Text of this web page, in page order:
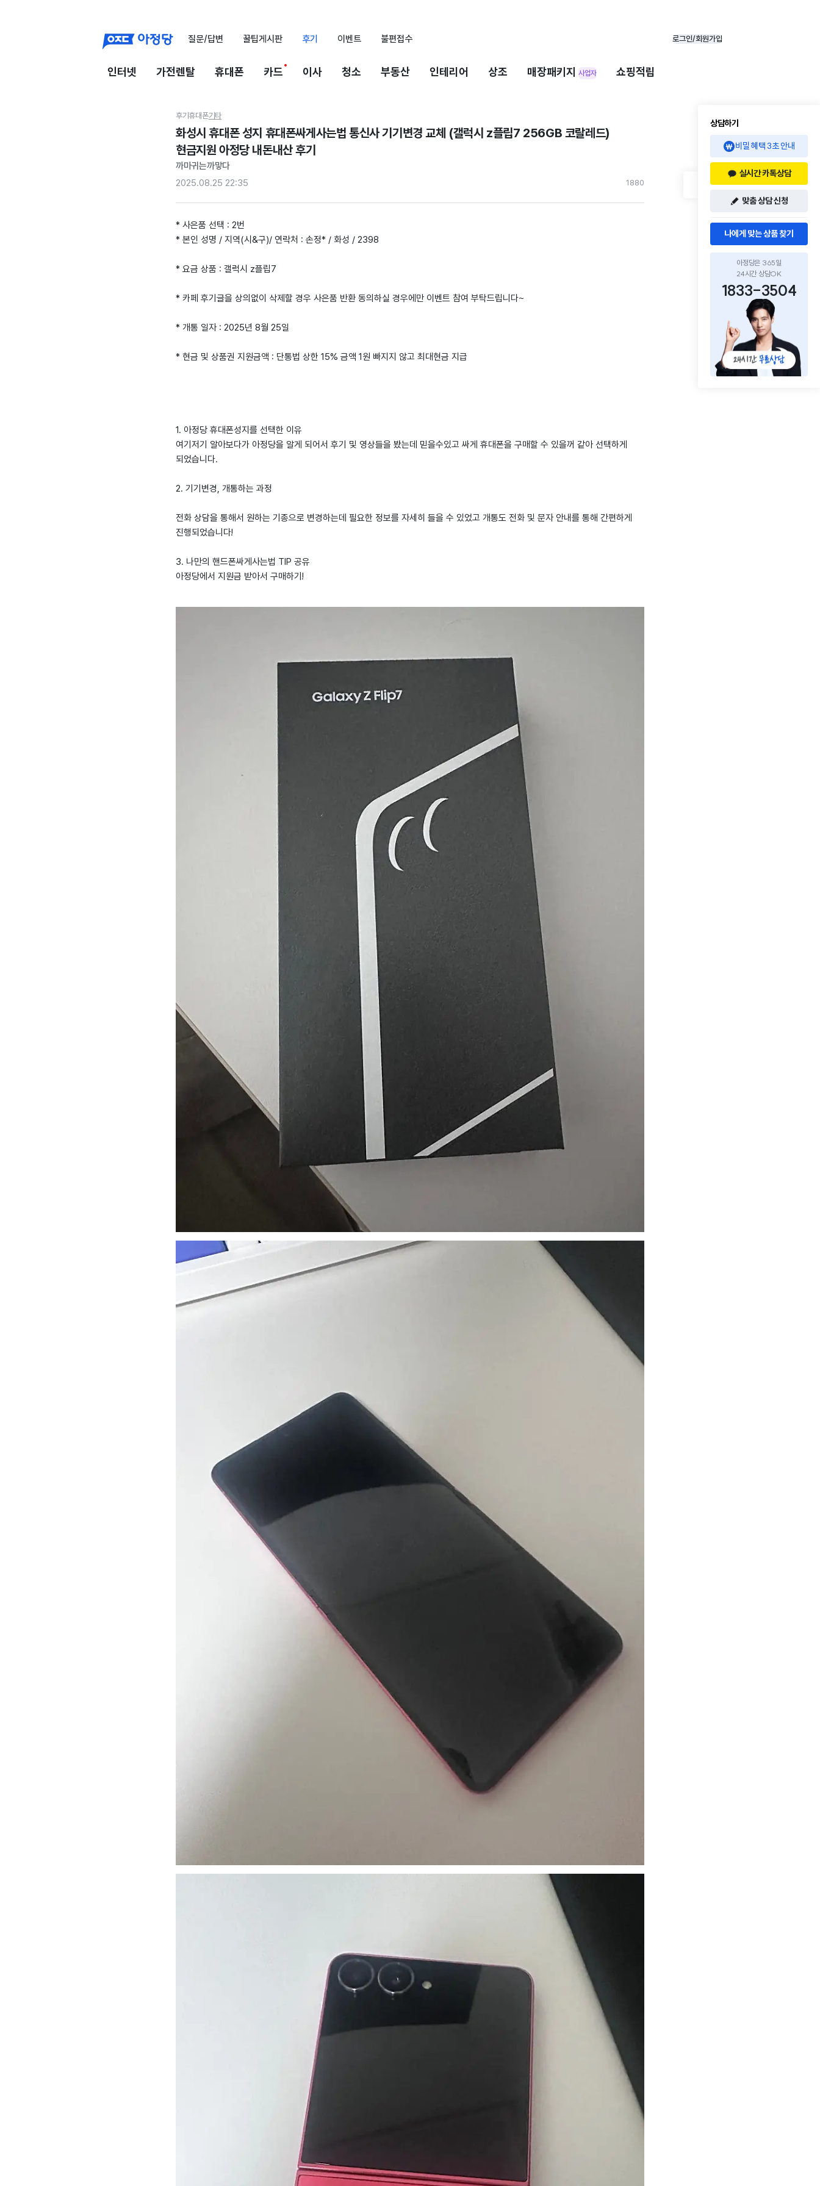
질문/답변 꿀팁게시판 후기 이벤트 불편접수 로그인/회원가입
인터넷 가전렌탈 휴대폰 카드 이사 청소 부동산 인테리어 상조 매장패키지 사업자 쇼핑적립
후기휴대폰기타
화성시 휴대폰 성지 휴대폰싸게사는법 통신사 기기변경 교체 (갤럭시 z플립7 256GB 코랄레드)
현금지원 아정당 내돈내산 후기
까마귀는까맣다
2025.08.25 22:35
1880
* 사은품 선택 : 2번
* 본인 성명 / 지역(시&구)/ 연락처 : 손정* / 화성 / 2398
* 요금 상품 : 갤럭시 z플립7
* 카페 후기글을 상의없이 삭제할 경우 사은품 반환 동의하실 경우에만 이벤트 참여 부탁드립니다~
* 개통 일자 : 2025년 8월 25일
* 현금 및 상품권 지원금액 : 단통법 상한 15% 금액 1원 빠지지 않고 최대현금 지급
1. 아정당 휴대폰성지를 선택한 이유
여기저기 알아보다가 아정당을 알게 되어서 후기 및 영상들을 봤는데 믿을수있고 싸게 휴대폰을 구매할 수 있을꺼 같아 선택하게
되었습니다.
2. 기기변경, 개통하는 과정
전화 상담을 통해서 원하는 기종으로 변경하는데 필요한 정보를 자세히 들을 수 있었고 개통도 전화 및 문자 안내를 통해 간편하게
진행되었습니다!
3. 나만의 핸드폰싸게사는법 TIP 공유
아정당에서 지원금 받아서 구매하기!
상담하기
비밀 혜택 3초 안내
실시간 카톡상담
맞춤 상담 신청
나에게 맞는 상품 찾기
아정당은 365일
24시간 상담OK
1833-3504